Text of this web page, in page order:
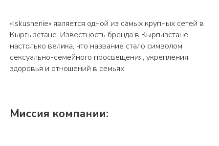
«Iskushenie» является одной из самых крупных сетей в
Кыргызстане. Известность бренда в Кыргызстане
настолько велика, что название стало символом
сексуально-семейного просвещения, укрепления
здоровья и отношений в семьях.
Миссия компании: